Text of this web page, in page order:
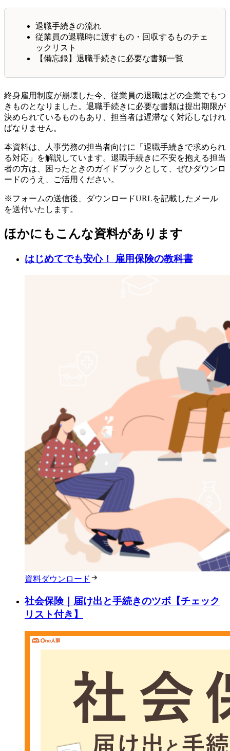
退職手続きの流れ
従業員の退職時に渡すもの・回収するものチェ
ックリスト
【備忘録】退職手続きに必要な書類一覧
終身雇用制度が崩壊した今、従業員の退職はどの企業でもつ
きものとなりました。退職手続きに必要な書類は提出期限が
決められているものもあり、担当者は遅滞なく対応しなけれ
ばなりません。
本資料は、人事労務の担当者向けに「退職手続きで求められ
る対応」を解説しています。退職手続きに不安を抱える担当
者の方は、困ったときのガイドブックとして、ぜひダウンロ
ードのうえ、ご活用ください。
※フォームの送信後、ダウンロードURLを記載したメール
を送付いたします。
ほかにもこんな資料があります
はじめてでも安心！ 雇用保険の教科書
資料ダウンロード
社会保険｜届け出と手続きのツボ【チェック
リスト付き】